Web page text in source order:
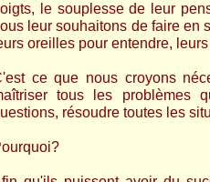
le souplesse de leur
leur souhaitons de faire en
oreilles pour entendre,
ce que nous croyons
tous les problèmes
résoudre toutes les